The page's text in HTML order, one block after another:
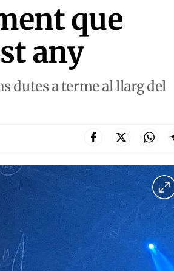
que
any
dutes a terme al llarg del